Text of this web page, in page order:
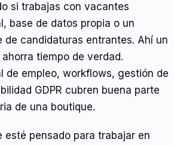
si trabajas con vacantes
base de datos propia o un
de candidaturas entrantes. Ahí un
tiempo de verdad.
de empleo, workflows, gestión de
GDPR cubren buena parte
de una boutique.
esté pensado para trabajar en